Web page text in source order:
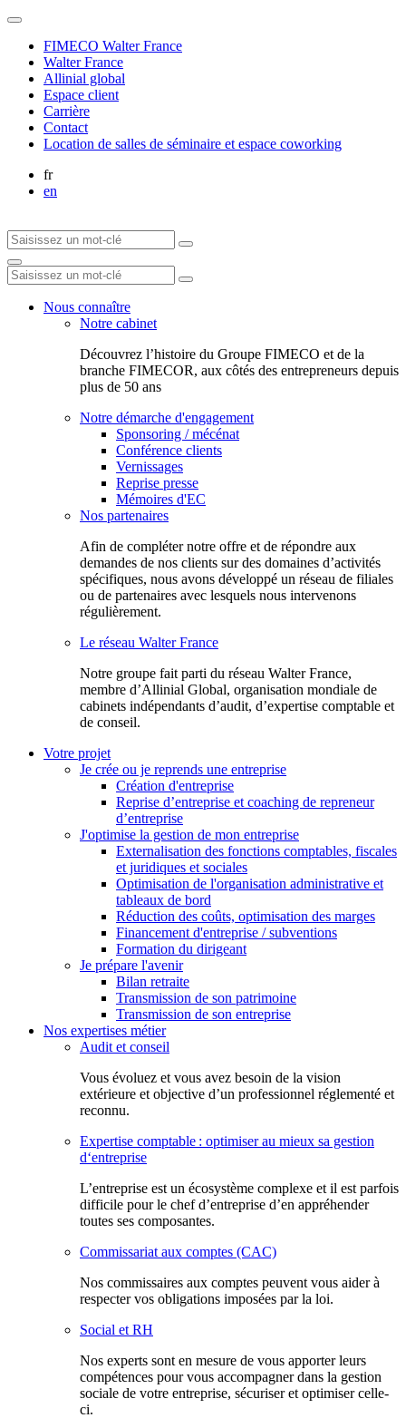
FIMECO Walter France
Walter France
Allinial global
Espace client
Carrière
Contact
Location de salles de séminaire et espace coworking
fr
en
Nous connaître
Notre cabinet
Découvrez l’histoire du Groupe FIMECO et de la
branche FIMECOR, aux côtés des entrepreneurs depuis
plus de 50 ans
Notre démarche d'engagement
Sponsoring / mécénat
Conférence clients
Vernissages
Reprise presse
Mémoires d'EC
Nos partenaires
Afin de compléter notre offre et de répondre aux
demandes de nos clients sur des domaines d’activités
spécifiques, nous avons développé un réseau de filiales
ou de partenaires avec lesquels nous intervenons
régulièrement.
Le réseau Walter France
Notr​e groupe fait parti du réseau Walter France,
membre d’Allinial Global, organisation mondiale de
cabinets indépendants d’audit, d’expertise comptable et
de conseil.
Votre projet
Je crée ou je reprends une entreprise
Création d'entreprise
Reprise d’entreprise et coaching de repreneur
d’entreprise
J'optimise la gestion de mon entreprise
Externalisation des fonctions comptables, fiscales
et juridiques et sociales
Optimisation de l'organisation administrative et
tableaux de bord
Réduction des coûts, optimisation des marges
Financement d'entreprise / subventions
Formation du dirigeant
Je prépare l'avenir
Bilan retraite
Transmission de son patrimoine
Transmission de son entreprise
Nos expertises métier
Audit et conseil
Vous évoluez et vous avez besoin de la vision
extérieure et objective d’un professionnel réglementé et
reconnu.
Expertise comptable : optimiser au mieux sa gestion
d‘entreprise
L’entreprise est un écosystème complexe et il est parfois
difficile pour le chef d’entreprise d’en appréhender
toutes ses composantes.
Commissariat aux comptes (CAC)
Nos commissaires aux comptes peuvent vous aider à
respecter vos obligations imposées par la loi.
Social et RH
Nos experts sont en mesure de vous apporter leurs
compétences pour vous accompagner dans la gestion
sociale de votre entreprise, sécuriser et optimiser celle-
ci.